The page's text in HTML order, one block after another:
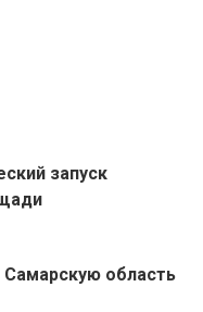
запуск
область